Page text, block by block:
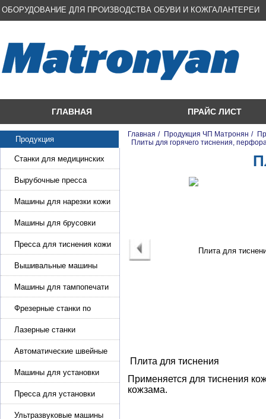
ОБОРУДОВАНИЕ ДЛЯ ПРОИЗВОДСТВА ОБУВИ И КОЖГАЛАНТЕРЕИ
ГЛАВНАЯ ПРАЙС ЛИСТ
Продукция
Станки для медицинских
масок
Вырубочные пресса
Машины для нарезки кожи
и стропы
Машины для брусовки
кожи,меха,поролона
Пресса для тиснения кожи
Вышивальные машины
Машины для тампопечати
Фрезерные станки по
металлу
Лазерные станки
Автоматические швейные
машины с программным
управлением
Машины для установки
жемчуга, бусин, заклепок и
фурнитура
Пресса для установки
фурнитуры: блочка,
люверсы, петля
Ультразвуковые машины
Главная / Продукция ЧП Матронян /
Плиты для горячего тиснения,
Плита для тиснения
Применяется для тиснения
кожзама.